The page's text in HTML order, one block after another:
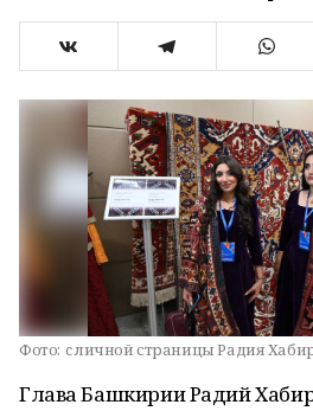
Фото: c личной страницы Радия
Глава Башкирии Радий